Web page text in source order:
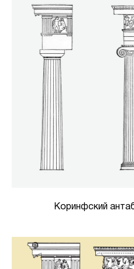
Коринфский